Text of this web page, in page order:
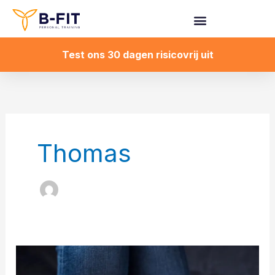
Spring
Test ons 30 dagen risicovrij uit
Thomas